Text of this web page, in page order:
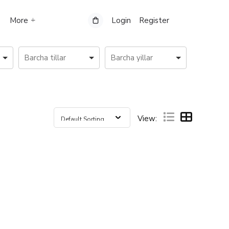
More Login Register
View: